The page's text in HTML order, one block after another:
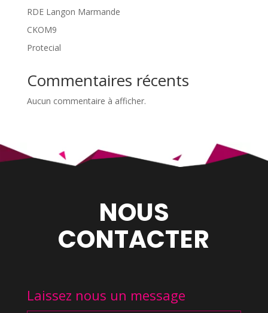
RDE Langon Marmande
CKOM9
Protecial
Commentaires récents
Aucun commentaire à afficher.
NOUS
CONTACTER
Laissez nous un message